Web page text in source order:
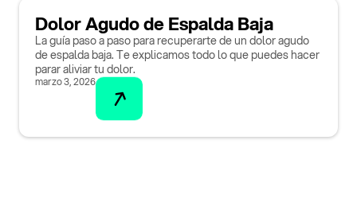
Dolor Agudo de Espalda Baja
La guía paso a paso para recuperarte de un dolor agudo
de espalda baja. Te explicamos todo lo que puedes hacer
parar aliviar tu dolor.
marzo 3, 2026